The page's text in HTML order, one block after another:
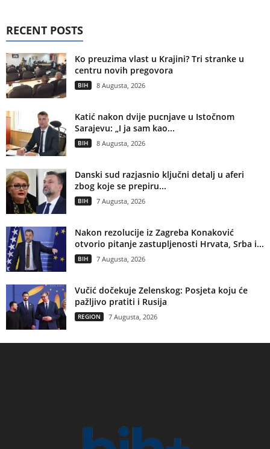
RECENT POSTS
Ko preuzima vlast u Krajini? Tri stranke u
centru novih pregovora
BIH 8 Augusta, 2026
Katić nakon dvije pucnjave u Istočnom
Sarajevu: „I ja sam kao...
BIH 8 Augusta, 2026
Danski sud razjasnio ključni detalj u aferi
zbog koje se prepiru...
BIH 7 Augusta, 2026
Nakon rezolucije iz Zagreba Konaković
otvorio pitanje zastupljenosti Hrvata, Srba i...
BIH 7 Augusta, 2026
Vučić dočekuje Zelenskog: Posjeta koju će
pažljivo pratiti i Rusija
REGION 7 Augusta, 2026